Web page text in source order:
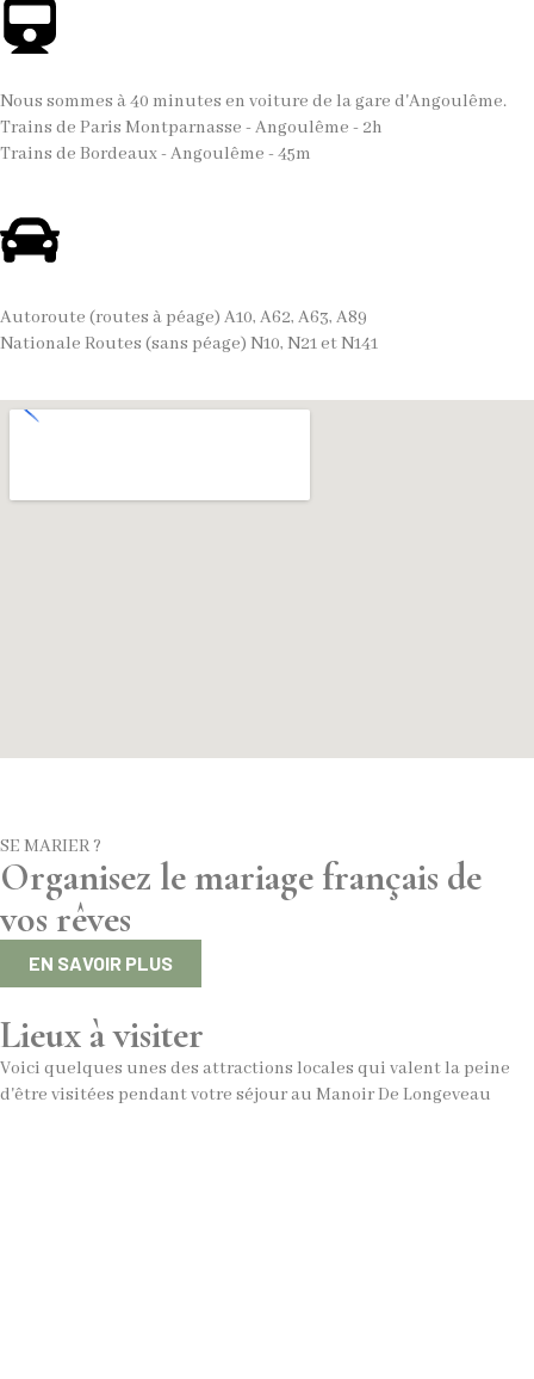
Nous sommes à 40 minutes en voiture de la gare d'Angoulême.
Trains de Paris Montparnasse - Angoulême - 2h
Trains de Bordeaux - Angoulême - 45m
Autoroute (routes à péage) A10, A62, A63, A89
Nationale Routes (sans péage) N10, N21 et N141
SE MARIER ?
Organisez le mariage français de
vos rêves
EN SAVOIR PLUS
Lieux à visiter
Voici quelques unes des attractions locales qui valent la peine
d'être visitées pendant votre séjour au Manoir De Longeveau